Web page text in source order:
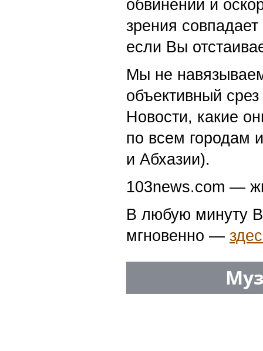
обвинений и
зрения
если Вы
Мы не
объективный
Новости, какие
по всем городам
и Абхазии).
103news.com —
В любую минуту
мгновенно —